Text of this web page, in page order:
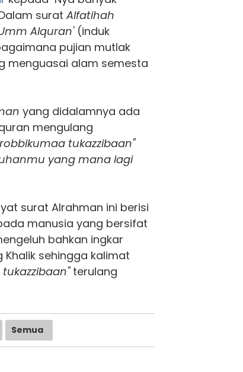
surat Alfatihah
Alquran'(induk
pujian mutlak
menguasai alam semesta
yang didalamnya ada
mengulang
tukazzibaan"
yang mana lagi
surat Alrahman ini berisi
manusia yang bersifat
bahkan ingkar
sehingga kalimat
terulang
Semua